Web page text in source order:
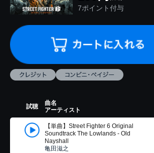
7ポイント付与
試聴
曲名
アーティスト
【単曲】Street Fighter 6 Original
Soundtrack The Lowlands - Old
Nayshall
亀田滋之